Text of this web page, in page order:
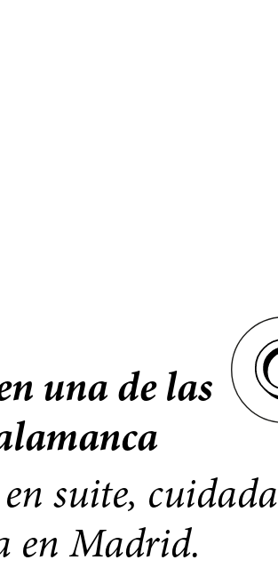
una de las
suite, cuidada
en Madrid.